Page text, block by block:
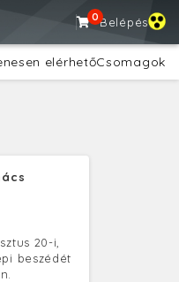
0Belépés
elérhetőCsomagok
20-i,
beszédét